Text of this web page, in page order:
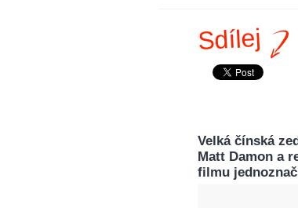
Sdílej
Velká čínská
Matt Damon a
filmu